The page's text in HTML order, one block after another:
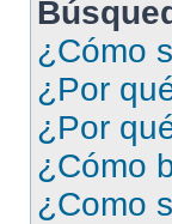
¿Cómo
¿Por
¿Por
¿Cómo
¿Como